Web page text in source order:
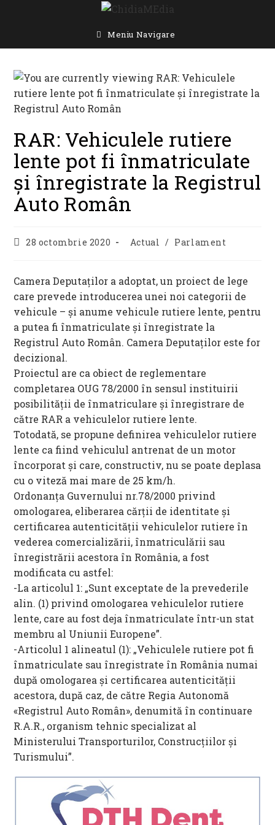
Meniu Navigare
RAR: Vehiculele rutiere
lente pot fi înmatriculate
şi înregistrate la Registrul
Auto Român
Post28 octombrie 2020
Post
Actual / Parlament
Camera Deputaţilor a adoptat, un proiect de lege
care prevede introducerea unei noi categorii de
vehicule – şi anume vehicule rutiere lente, pentru
a putea fi înmatriculate şi înregistrate la
Registrul Auto Român. Camera Deputaţilor este for
decizional.
Proiectul are ca obiect de reglementare
completarea OUG 78/2000 în sensul instituirii
posibilităţii de înmatriculare şi înregistrare de
către RAR a vehiculelor rutiere lente.
Totodată, se propune definirea vehiculelor rutiere
lente ca fiind vehiculul antrenat de un motor
încorporat şi care, constructiv, nu se poate deplasa
cu o viteză mai mare de 25 km/h.
Ordonanţa Guvernului nr.78/2000 privind
omologarea, eliberarea cărţii de identitate şi
certificarea autenticităţii vehiculelor rutiere în
vederea comercializării, înmatriculării sau
înregistrării acestora în România, a fost
modificata cu astfel:
-La articolul 1: „Sunt exceptate de la prevederile
alin. (1) privind omologarea vehiculelor rutiere
lente, care au fost deja înmatriculate într-un stat
membru al Uniunii Europene”.
-Articolul 1 alineatul (1): „Vehiculele rutiere pot fi
înmatriculate sau înregistrate în România numai
după omologarea și certificarea autenticității
acestora, după caz, de către Regia Autonomă
«Registrul Auto Român», denumită în continuare
R.A.R., organism tehnic specializat al
Ministerului Transporturilor, Construcțiilor și
Turismului”.